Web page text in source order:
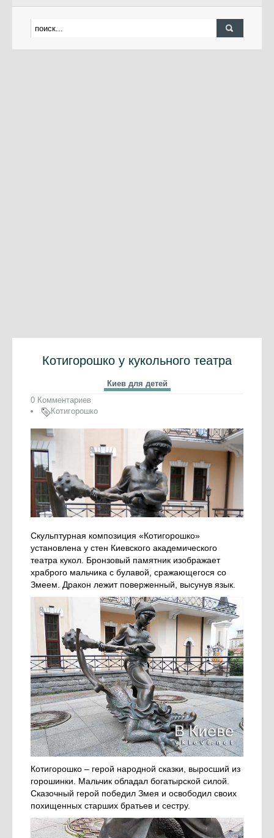
Котигорошко у кукольного театра
Киев для детей
0 Комментариев
Котигорошко
Скульптурная композиция «Котигорошко»
установлена у стен Киевского академического
театра кукол. Бронзовый памятник изображает
храброго мальчика с булавой, сражающегося со
Змеем. Дракон лежит поверженный, высунув язык.
Котигорошко – герой народной сказки, выросший из
горошинки. Мальчик обладал богатырской силой.
Сказочный герой победил Змея и освободил своих
похищенных старших братьев и сестру.